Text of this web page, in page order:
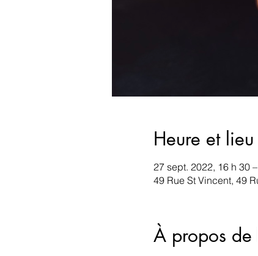
Heure et lieu
27 sept. 2022, 16 h 30
49 Rue St Vincent, 49
À propos de